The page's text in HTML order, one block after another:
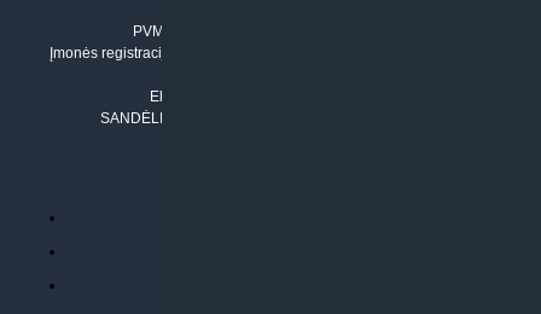
PVM mokėtojo numeris: LT100011803210
Įmonės registracijos adresas: Draugystės g. 17-1, LT-51229 Kaunas
El. paštas:
SANDĖLIO ADRESAS: RUDMENOS G. 5-3, Kaunas